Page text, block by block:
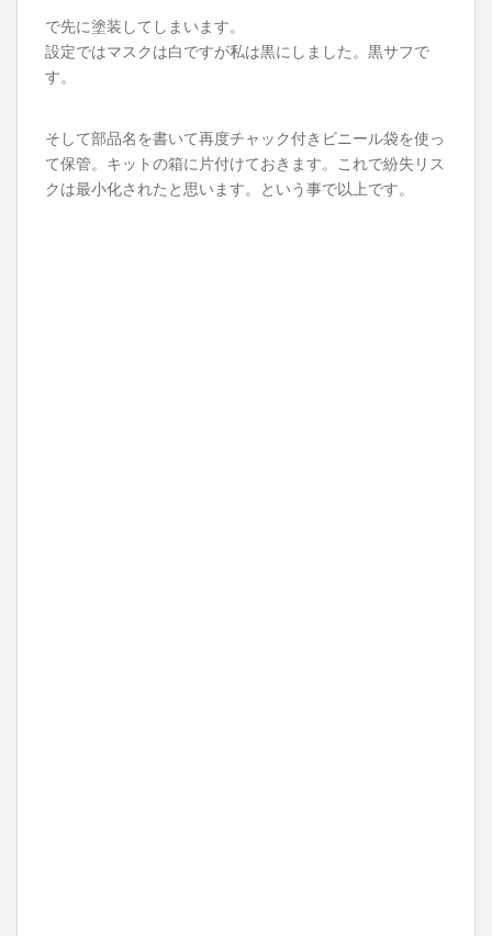
で先に塗装してしまいます。
設定ではマスクは白ですが私は黒にしました。黒サフで
す。
そして部品名を書いて再度チャック付きビニール袋を使っ
て保管。キットの箱に片付けておきます。これで紛失リス
クは最小化されたと思います。という事で以上です。